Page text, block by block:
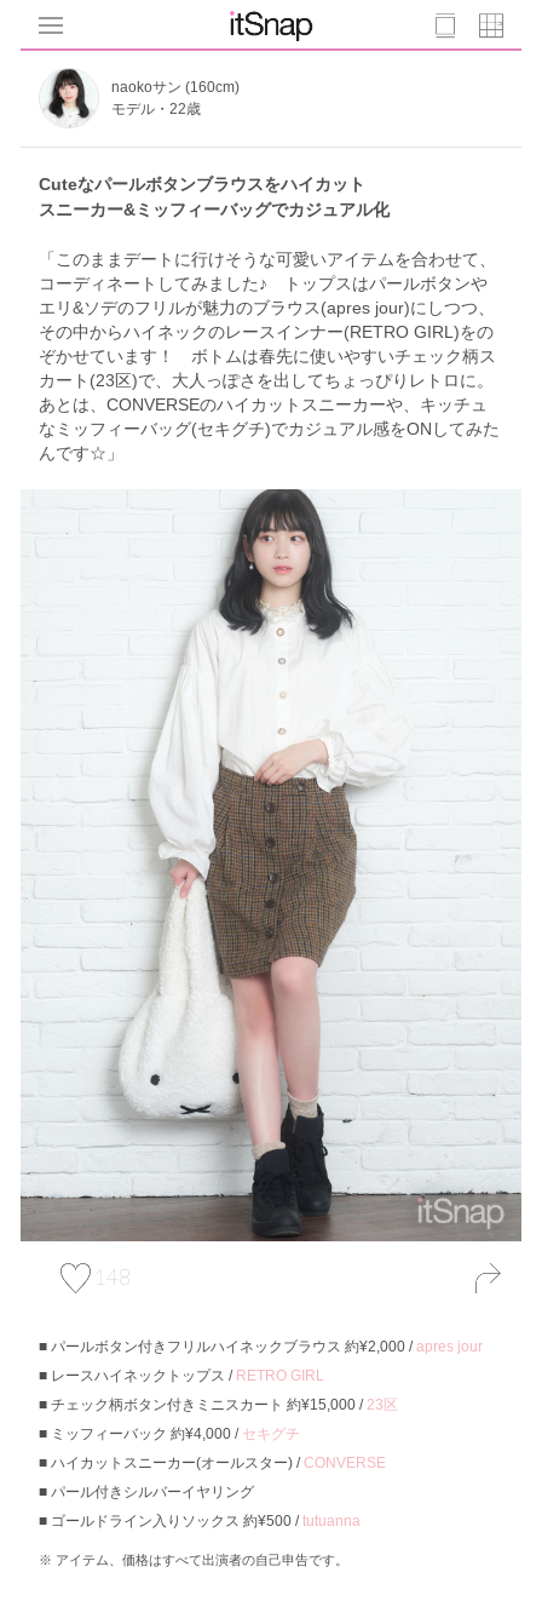
naokoサン (160cm)
モデル・22歳
Cuteなパールボタンブラウスをハイカット
スニーカー&ミッフィーバッグでカジュアル化
「このままデートに行けそうな可愛いアイテムを合わせて、
コーディネートしてみました♪ トップスはパールボタンや
エリ&ソデのフリルが魅力のブラウス(apres jour)にしつつ、
その中からハイネックのレースインナー(RETRO GIRL)をの
ぞかせています！ ボトムは春先に使いやすいチェック柄ス
カート(23区)で、大人っぽさを出してちょっぴりレトロに。
あとは、CONVERSEのハイカットスニーカーや、キッチュ
なミッフィーバッグ(セキグチ)でカジュアル感をONしてみた
んです☆」
148
パールボタン付きフリルハイネックブラウス 約¥2,000 /apres jour
レースハイネックトップス / RETRO GIRL
チェック柄ボタン付きミニスカート 約¥15,000 /23区
ミッフィーバック 約¥4,000 / セキグチ
ハイカットスニーカー(オールスター) /CONVERSE
パール付きシルバーイヤリング
ゴールドライン入りソックス 約¥500 /tutuanna
アイテム、価格はすべて出演者の自己申告です。